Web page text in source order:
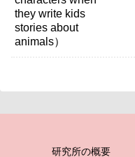
研究所の概要